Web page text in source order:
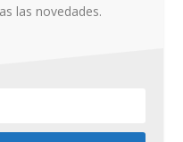
las novedades.